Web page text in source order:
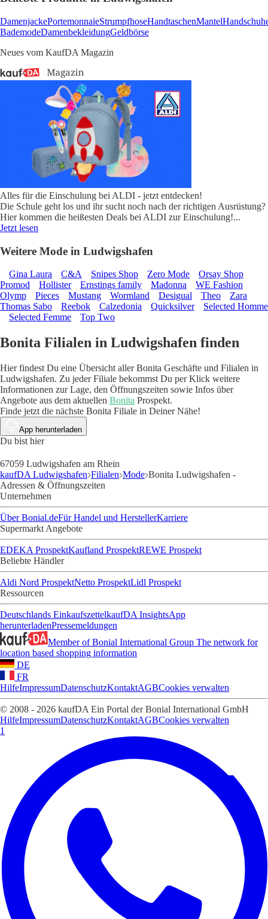
DamenjackePortemonnaieStrumpfhoseHandtaschenMantel
BademodeDamenbekleidungGeldbörse
Neues vom KaufDA Magazin
Alles für die Einschulung bei ALDI - jetzt entdecken!
Die Schule geht los und ihr sucht noch nach der richtigen Ausrüstung?
Hier kommen die heißesten Deals bei ALDI zur Einschulung!...
Jetzt lesen
Weitere Mode in Ludwigshafen
Gina Laura C&A Snipes Shop Zero Mode
Orsay Shop
Promod
Hollister Ernstings family Madonna
WE Fashion
Olymp
Pieces Mustang Wormland Desigual Theo
Zara
Thomas Sabo
Reebok Calzedonia Quicksilver
Selected Homme
Selected Femme
Top Two
Bonita Filialen in Ludwigshafen finden
Hier findest Du eine Übersicht aller Bonita Geschäfte und Filialen in
Ludwigshafen. Zu jeder Filiale bekommst Du per Klick weitere
Informationen zur Lage, den Öffnungszeiten sowie Infos über
Angebote aus dem aktuellen Bonita Prospekt.
Finde jetzt die nächste Bonita Filiale in Deiner Nähe!
App herunterladen
Du bist hier
67059 Ludwigshafen am Rhein
kaufDA Ludwigshafen Filialen Mode Bonita Ludwigshafen -
Adressen & Öffnungszeiten
Unternehmen
Über Bonial.deFür Handel und HerstellerKarriere
Supermarkt Angebote
EDEKA ProspektKaufland ProspektREWE Prospekt
Beliebte Händler
Aldi Nord ProspektNetto ProspektLidl Prospekt
Ressourcen
Deutschlands EinkaufszettelkaufDA InsightsApp
herunterladenPressemeldungen
Member of Bonial International Group The network for
location based shopping information
DE
FR
HilfeImpressumDatenschutzKontaktAGBCookies verwalten
© 2008 - 2026 kaufDA Ein Portal der Bonial International GmbH
HilfeImpressumDatenschutzKontaktAGBCookies verwalten
1